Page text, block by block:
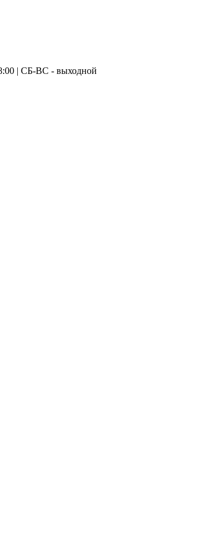
| CБ-ВС - выходной